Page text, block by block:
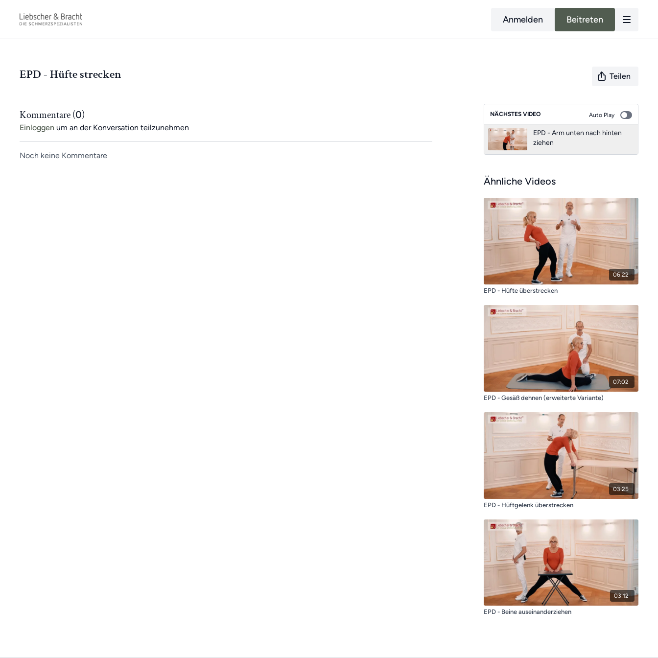
Anmelden Beitreten
EPD - Hüfte strecken Teilen
Kommentare (0)
Einloggen um an der Konversation teilzunehmen
Noch keine Kommentare
NÄCHSTES VIDEO Auto Play
EPD - Arm unten nach hinten
ziehen
Ähnliche Videos
06:22
EPD - Hüfte überstrecken
07:02
EPD - Gesäß dehnen (erweiterte Variante)
03:25
EPD - Hüftgelenk überstrecken
03:12
EPD - Beine auseinanderziehen